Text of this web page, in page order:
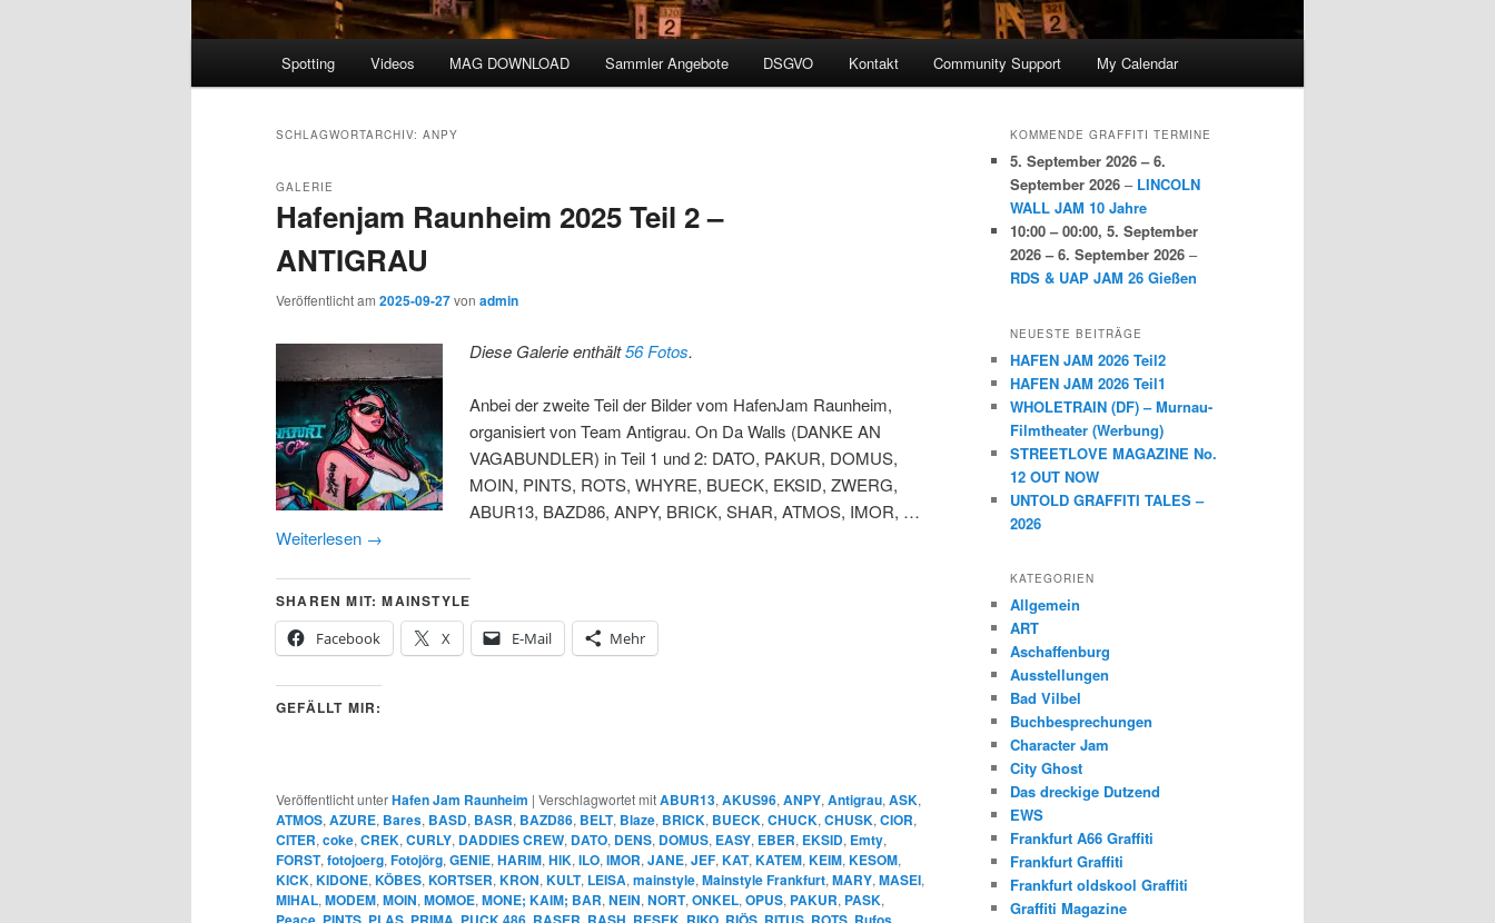
Spotting Videos MAG DOWNLOAD Sammler Angebote DSGVO Kontakt Community Support My Calendar
SCHLAGWORTARCHIV: ANPY
Hafenjam Raunheim 2025 Teil 2 –
ANTIGRAU
GALERIE
Veröffentlicht am 2025-09-27von admin
Diese Galerie enthält56 Fotos.
Anbei der zweite Teil der Bilder vom HafenJam Raunheim,
organisiert von Team Antigrau. On Da Walls (DANKE AN
VAGABUNDLER) in Teil 1 und 2: DATO, PAKUR, DOMUS,
MOIN, PINTS, ROTS, WHYRE, BUECK, EKSID, ZWERG,
ABUR13, BAZD86, ANPY, BRICK, SHAR, ATMOS, IMOR, …
Weiterlesen →
SHAREN MIT: MAINSTYLE
Facebook
X E-Mail Mehr
GEFÄLLT MIR:
Veröffentlicht unterHafen Jam Raunheim | Verschlagwortet mitABUR13, AKUS96, ANPY, Antigrau, ASK,
ATMOS, AZURE, Bares, BASD, BASR, BAZD86, BELT, Blaze, BRICK, BUECK, CHUCK, CHUSK, CIOR,
CITER, coke, CREK, CURLY, DADDIES CREW, DATO, DENS, DOMUS, EASY, EBER, EKSID, Emty,
FORST, fotojoerg, Fotojörg, GENIE, HARIM, HIK, ILO, IMOR, JANE, JEF, KAT, KATEM, KEIM, KESOM,
KICK, KIDONE, KÖBES, KORTSER, KRON, KULT, LEISA, mainstyle, Mainstyle Frankfurt, MARY, MASEI,
MIHAL, MODEM, MOIN, MOMOE, MONE; KAIM; BAR, NEIN, NORT, ONKEL, OPUS, PAKUR, PASK,
KOMMENDE GRAFFITI TERMINE
5. September 2026 – 6.
September 2026 – LINCOLN
WALL JAM 10 Jahre
10:00 – 00:00, 5. September
2026 – 6. September 2026 –
RDS & UAP JAM 26 Gießen
NEUESTE BEITRÄGE
HAFEN JAM 2026 Teil2
HAFEN JAM 2026 Teil1
WHOLETRAIN (DF) – Murnau-
Filmtheater (Werbung)
STREETLOVE MAGAZINE No.
12 OUT NOW
UNTOLD GRAFFITI TALES –
2026
KATEGORIEN
Allgemein
ART
Aschaffenburg
Ausstellungen
Bad Vilbel
Buchbesprechungen
Character Jam
City Ghost
Das dreckige Dutzend
EWS
Frankfurt A66 Graffiti
Frankfurt Graffiti
Frankfurt oldskool Graffiti
Graffiti Magazine